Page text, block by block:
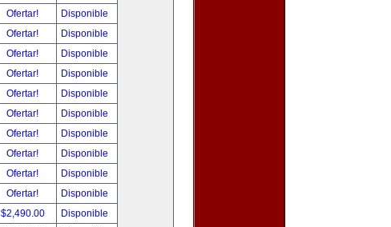
Ofertar!
Disponible
Ofertar!
Disponible
Ofertar!
Disponible
Ofertar!
Disponible
Ofertar!
Disponible
Ofertar!
Disponible
Ofertar!
Disponible
Ofertar!
Disponible
Ofertar!
Disponible
Ofertar!
Disponible
$2,490.00
Disponible